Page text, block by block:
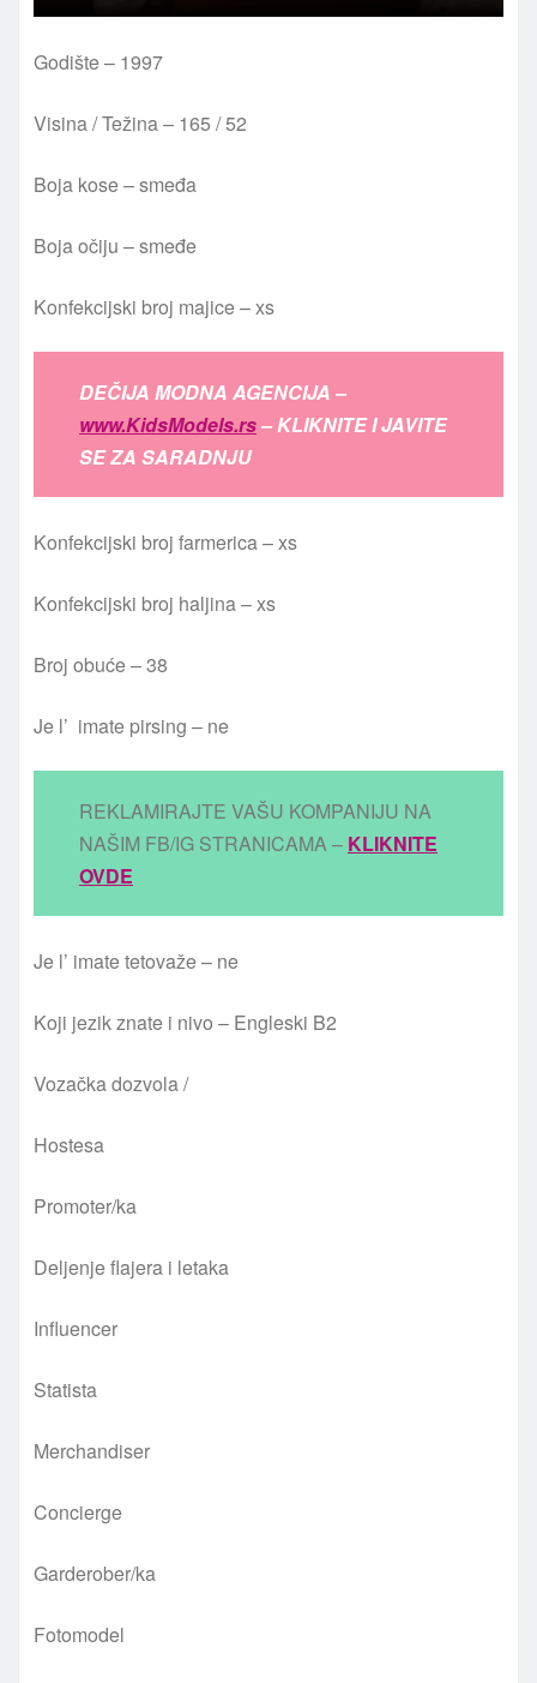
Godište – 1997
Visina / Težina – 165 / 52
Boja kose – smeđa
Boja očiju – smeđe
Konfekcijski broj majice – xs
DEČIJA MODNA AGENCIJA –
www.KidsModels.rs– KLIKNITE I JAVITE
SE ZA SARADNJU
Konfekcijski broj farmerica – xs
Konfekcijski broj haljina – xs
Broj obuće – 38
Je l’ imate pirsing – ne
REKLAMIRAJTE VAŠU KOMPANIJU NA
NAŠIM FB/IG STRANICAMA – KLIKNITE
OVDE
Je l’ imate tetovaže – ne
Koji jezik znate i nivo – Engleski B2
Vozačka dozvola /
Hostesa
Promoter/ka
Deljenje flajera i letaka
Influencer
Statista
Merchandiser
Concierge
Garderober/ka
Fotomodel